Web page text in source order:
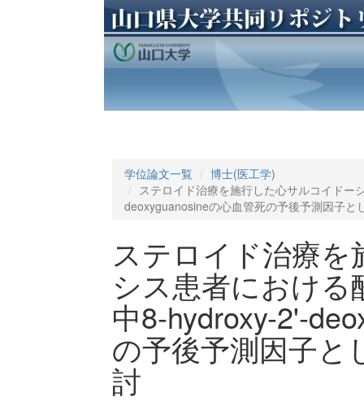
学位論文一覧
博士(医工学)
ステロイド治療を施行した心サルコイド
deoxyguanosineの心血管死の予後予測因子と
ステロイド治療
シス患者におけ
中8-hydroxy-2'-
の予後予測因子と
討